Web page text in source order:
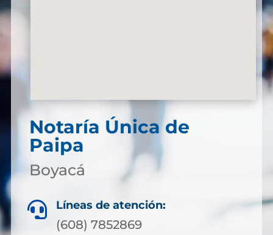
Notaría Única de
Paipa
Boyacá
 Líneas de atención:
(608) 7852869